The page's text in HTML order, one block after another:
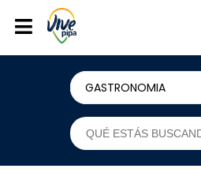
GASTRONOMIA